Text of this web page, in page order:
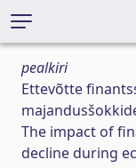
pealkiri
Ettevõtte
The impact of
decline during